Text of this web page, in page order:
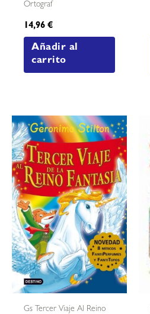
Ortograf
14,96€
Añadir al
carrito
Gs Tercer Viaje Al Reino